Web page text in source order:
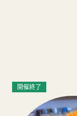
開催終了